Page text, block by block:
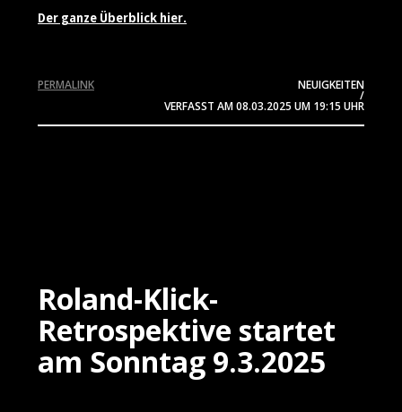
Der ganze Überblick hier.
NEUIGKEITEN
/
VERFASST AM08.03.2025 UM 19:15 UHR
PERMALINK
Roland-Klick-
Retrospektive startet
am Sonntag 9.3.2025